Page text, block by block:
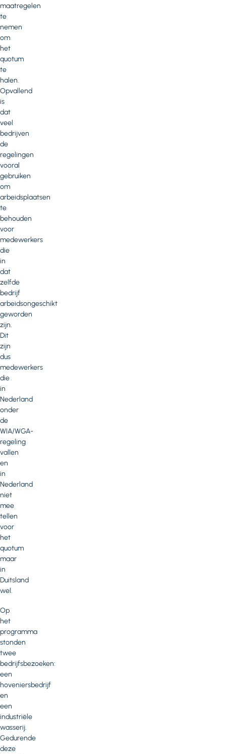
maatregelen
te
nemen
om
het
quotum
te
halen.
Opvallend
is
dat
veel
bedrijven
de
regelingen
vooral
gebruiken
om
arbeidsplaatsen
te
behouden
voor
medewerkers
die
in
dat
zelfde
bedrijf
arbeidsongeschikt
geworden
zijn.
Dit
zijn
dus
medewerkers
die
in
Nederland
onder
de
WIA/WGA-
regeling
vallen
en
in
Nederland
niet
mee
tellen
voor
het
quotum
maar
in
Duitsland
wel.
Op
het
programma
stonden
twee
bedrijfsbezoeken:
een
hoveniersbedrijf
en
een
industriële
wasserij.
Gedurende
deze